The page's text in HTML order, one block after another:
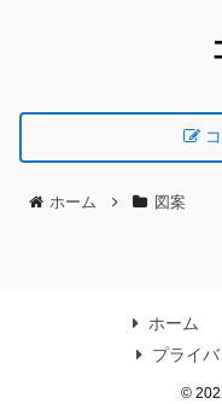
ホーム 図案
ホーム
プライ
©